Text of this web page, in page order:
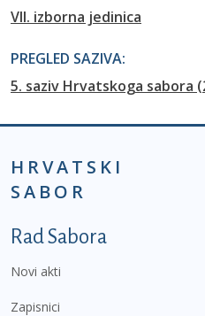
VII. izborna jedinica
PREGLED SAZIVA:
5. saziv Hrvatskoga sabora
HRVATSKI
SABOR
Podnožje prvi
Rad Sabora
Novi akti
Zapisnici